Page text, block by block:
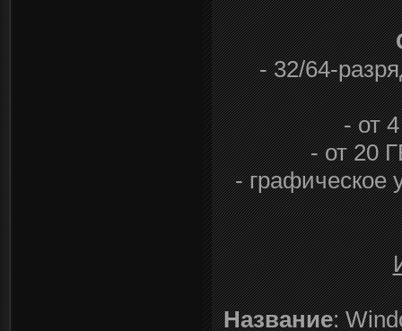
- 32/64-
- от
- от 20
- графическое
Название: